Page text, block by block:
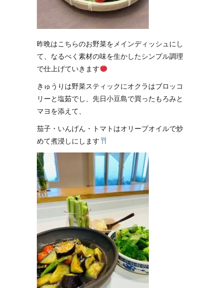
昨晩はこちらのお野菜をメインディッシュにし
て、なるべく素材の味を生かしたシンプル調理
で仕上げていきます
きゅうりは野菜スティックにオクラはブロッコ
リーと塩茹でし、先日小豆島で買ったもろみと
マヨを添えて、
茄子・いんげん・トマトはオリーブオイルで炒
めて煮浸しにします